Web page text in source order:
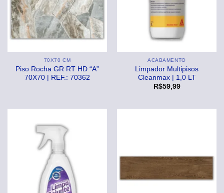
70X70 CM
Piso Rocha GR RT HD “A”
70X70 | REF.: 70362
ACABAMENTO
Limpador Multipisos
Cleanmax | 1,0 LT
R$59,99